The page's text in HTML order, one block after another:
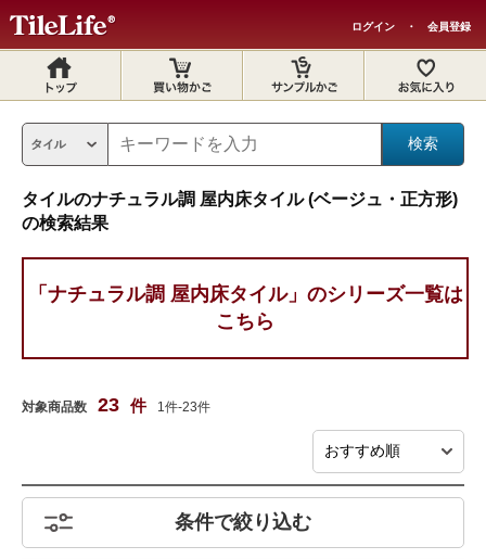
ログイン ・ 会員登録
タイルのナチュラル調 屋内床タイル (ベージュ・正方形)
の検索結果
「ナチュラル調 屋内床タイル」のシリーズ一覧は
こちら
対象商品数 23 件 1件-23件
条件で絞り込む